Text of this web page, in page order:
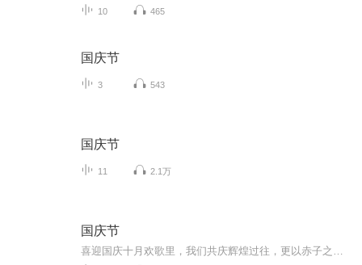
10 465
国庆节
3 543
国庆节
11 2.1万
国庆节